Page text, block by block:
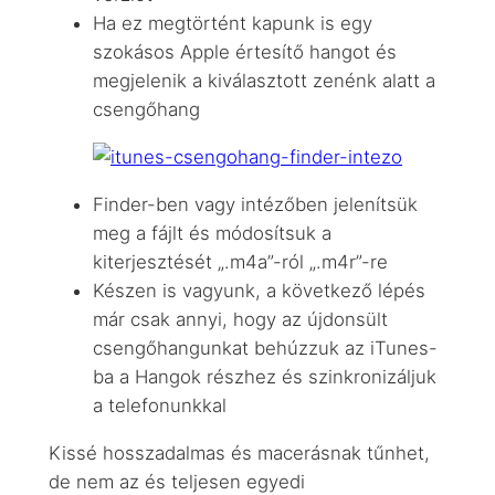
Ha ez megtörtént kapunk is egy
szokásos Apple értesítő hangot és
megjelenik a kiválasztott zenénk alatt a
csengőhang
Finder-ben vagy intézőben jelenítsük
meg a fájlt és módosítsuk a
kiterjesztését „.m4a”-ról „.m4r”-re
Készen is vagyunk, a következő lépés
már csak annyi, hogy az újdonsült
csengőhangunkat behúzzuk az iTunes-
ba a Hangok részhez és szinkronizáljuk
a telefonunkkal
Kissé hosszadalmas és macerásnak tűnhet,
de nem az és teljesen egyedi